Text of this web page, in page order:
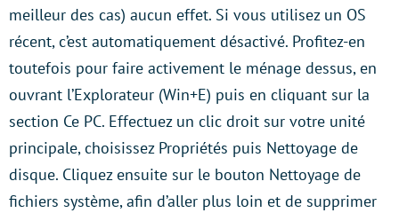
meilleur des cas) aucun effet. Si vous utilisez un OS
récent, c’est automatiquement désactivé. Profitez-en
toutefois pour faire activement le ménage dessus, en
ouvrant l’Explorateur (Win+E) puis en cliquant sur la
section Ce PC. Effectuez un clic droit sur votre unité
principale, choisissez Propriétés puis Nettoyage de
disque. Cliquez ensuite sur le bouton Nettoyage de
fichiers système, afin d’aller plus loin et de supprimer